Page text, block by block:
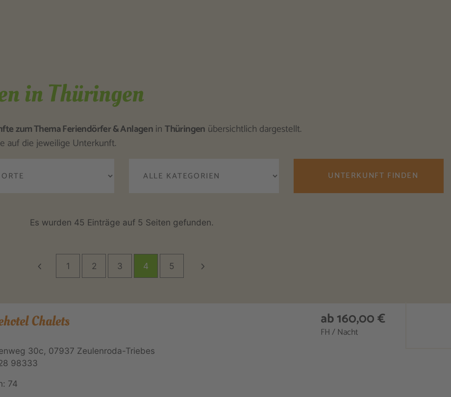
in Thüringen
zum Thema Feriendörfer & AnlageninThüringen übersichtlich dargestellt.
auf die jeweilige Unterkunft.
UNTERKUNFT FINDEN
Es wurden 45 Einträge auf 5 Seiten gefunden.
1 2 3 4 5
Chalets
30c, 07937 Zeulenroda-Triebes
98333
74
ab 160,00 €
FH / Nacht